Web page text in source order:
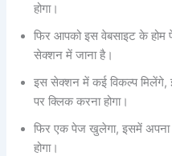
होगा।
फिर आपको इस वेबसाइट के होम
सेक्शन में जाना है।
इस सेक्शन में कई विकल्प
पर क्लिक करना होगा।
फिर एक पेज खुलेगा, इसमें अपना
होगा।